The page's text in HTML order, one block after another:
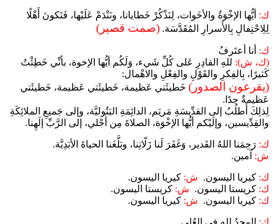
ك: أيُّها الإخْوَةُ والأخَوات، لِنَذْكُرْ خَطايانا، ونَنْدَمْ عَلَيْها، فَنَكونَ أَهْلًا
لِلِاحْتِفالِ بِالأَسرارِ المُقَدَّسَة. (صمت قصير)
ك: أنا أعتَرفُ
(ك، ش): للهِ القادِرِ عَلى كُلِّ شَيء، وَلَكُم أيُّها الإخوة، بأنِّي خَطِئْتُ
كَثيرًا، بِالفِكرِ والقَوْلِ والفِعْلِ والاهْمال:
(يقرعون الصدور) خَطيئَتي عَظيمة، خَطيئَتي عَظيمة، خَطيئَتي
عَظيمةٌ جدًا.
لِذلِكَ أَطلُبُ إلى القدِّيسَةِ مَريَم، الدائِمَةِ البَتُوليَّة، وإلى جَميعِ الملائِكَةِ
والقِدِّيسين، وإلَيْكم أيُّها الإخْوَة، الصلاةَ مِن أجْلي، إلى الرَّبِّ إلَهِنا.
ك: رَحِمَنا اللهُ القَدير، وَغَفَرَ لَنا زَلّاتِنا، وبَلَّغَنا الحياةَ الأبَدِيَّة.
ش: آمين.
ك: كيريا اليسون. ش: كيريا اليسون.
ك: كريستا اليسون. ش: كريستا اليسون.
ك: كيريا اليسون. ش: كيريا اليسون.